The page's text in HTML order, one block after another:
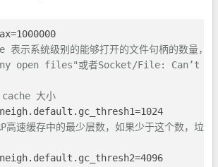
示系统级别的能够打开的文件句柄的数量，
open files"或者Socket/File: Can’t
大小
高速缓存中的最少层数，如果少于这个数，垃